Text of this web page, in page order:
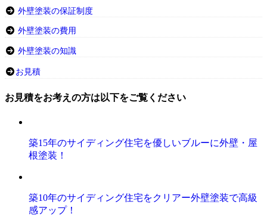
外壁塗装の保証制度
外壁塗装の費用
外壁塗装の知識
お見積
お見積をお考えの方は以下をご覧ください
築15年のサイディング住宅を優しいブルーに外壁・屋
根塗装！
築10年のサイディング住宅をクリアー外壁塗装で高級
感アップ！